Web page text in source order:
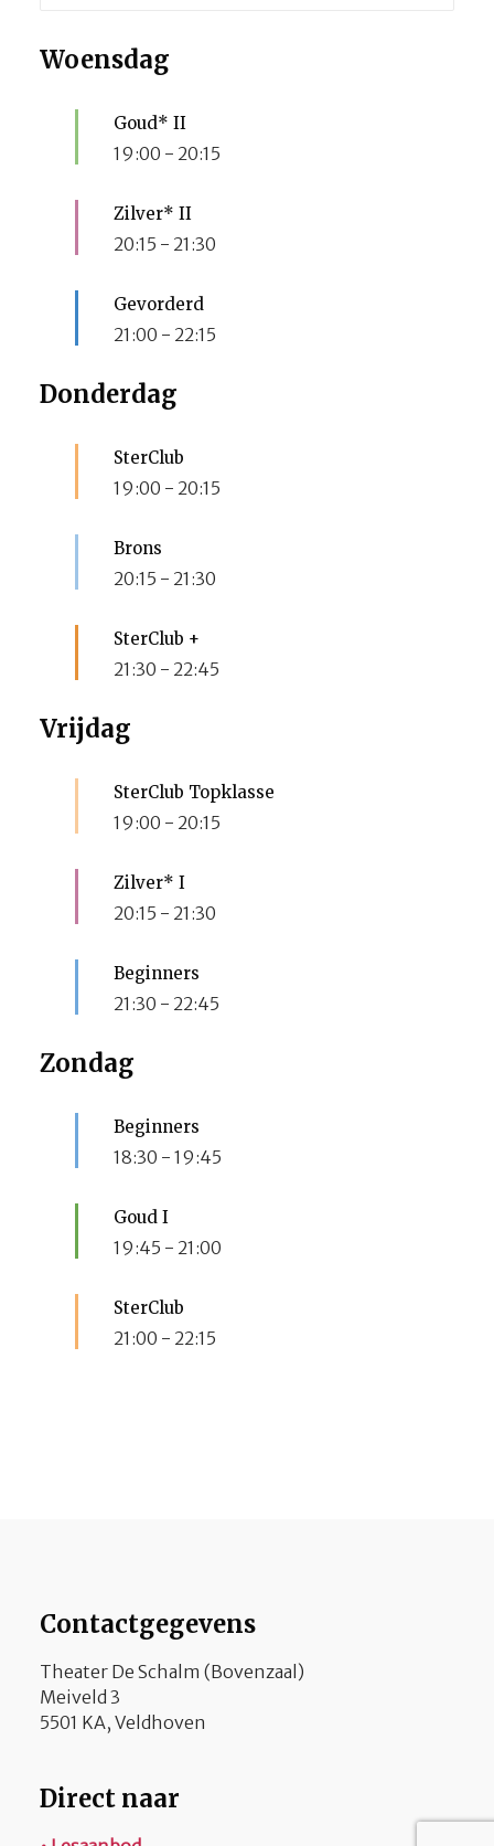
Woensdag
Goud* II
19:00 - 20:15
Zilver* II
20:15 - 21:30
Gevorderd
21:00 - 22:15
Donderdag
SterClub
19:00 - 20:15
Brons
20:15 - 21:30
SterClub +
21:30 - 22:45
Vrijdag
SterClub Topklasse
19:00 - 20:15
Zilver* I
20:15 - 21:30
Beginners
21:30 - 22:45
Zondag
Beginners
18:30 - 19:45
Goud I
19:45 - 21:00
SterClub
21:00 - 22:15
Contactgegevens
Theater De Schalm (Bovenzaal)
Meiveld 3
5501 KA, Veldhoven
Direct naar